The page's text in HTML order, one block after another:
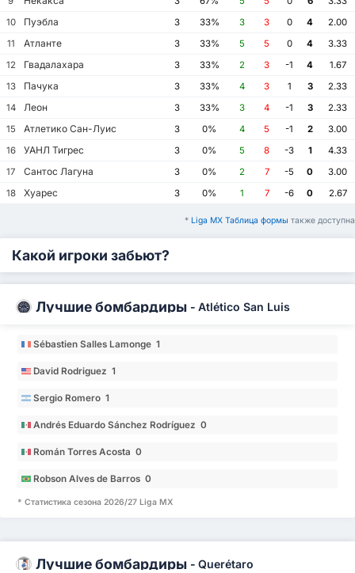
10
Пуэбла 3 33% 3 3 0 4
2.00
11
Атланте 3 33% 5 5 0 4
3.33
12
Гвадалахара 3 33% 2 3 -1 4
1.67
13
Пачука 3 33% 4 3 1 3
2.33
14
Леон 3 33% 3 4 -1 3
2.33
15
Атлетико Сан-Луис 3 0% 4 5 -1 2
3.00
16
УАНЛ Тигрес 3 0% 5 8 -3 1
4.33
17
Сантос Лагуна 3 0% 2 7 -5 0
3.00
18
Хуарес 3 0% 1 7 -6 0 2.67
* Liga MX Таблица формы также доступна
Какой игроки забьют?
Лучшие бомбардиры - Atlético San Luis
Sébastien Salles Lamonge 1
David Rodriguez 1
Sergio Romero 1
Andrés Eduardo Sánchez Rodríguez 0
Román Torres Acosta 0
Robson Alves de Barros 0
* Статистика сезона 2026/27 Liga MX
Лучшие бомбардиры - Querétaro